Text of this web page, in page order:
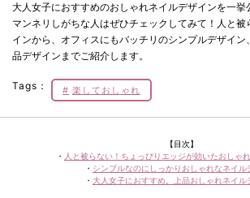
大人女子におすすめのおしゃれネイルデザインを一挙
マンネリしがちな人はぜひチェックしてみて！人と
インから、オフィスにもバッチリのシンプルデザイ
品デザインまでご紹介します。
Tags： 楽しておしゃれ
【目次】
・
人と被らない！ちょっぴりエッジが効いたおしゃ
・ シンプルなのにしっかりおしゃれなネイル
・ 大人女子におすすめ。上品おしゃれネイル